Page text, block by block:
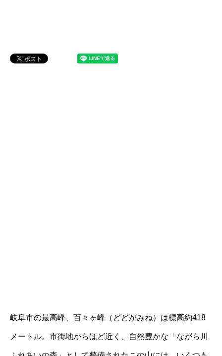
岐阜市の最高峰、百々ヶ峰（どどがみね）は標高約418
メートル。市街地からほど近く、自然豊かな「ながら川